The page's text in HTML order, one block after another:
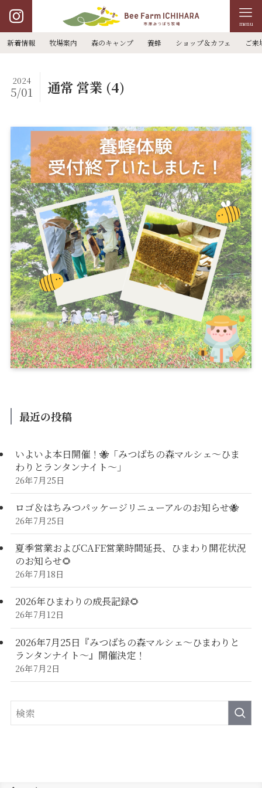
menu
新着情報 牧場案内 森のキャンプ 養蜂 ショップ＆カフェ ご来
通常 営業 (4)
2024
5/01
最近の投稿
いよいよ本日開催！🐝「みつばちの森マルシェ〜ひま
わりとランタンナイト〜」
26年7月25日
ロゴ＆はちみつパッケージリニューアルのお知らせ🐝
26年7月25日
夏季営業およびCAFE営業時間延長、ひまわり開花状況
のお知らせ🌻
26年7月18日
2026年ひまわりの成長記録🌻
26年7月12日
2026年7月25日『みつばちの森マルシェ～ひまわりと
ランタンナイト～』開催決定！
26年7月2日